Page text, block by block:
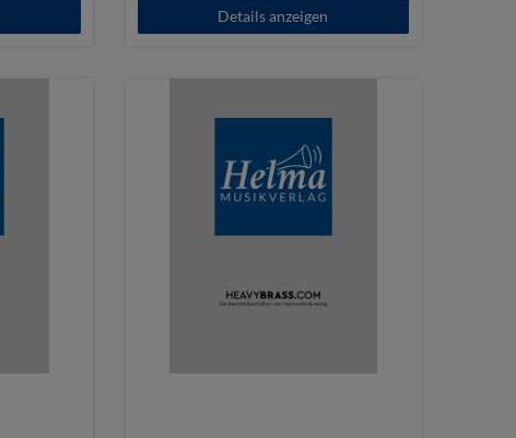
Details anzeigen